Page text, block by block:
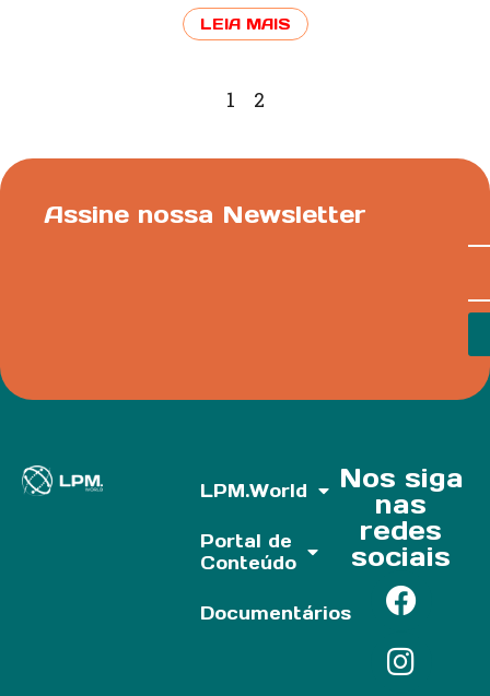
LEIA MAIS
1 2
Assine nossa Newsletter
LPM.World
Portal de
Conteúdo
Documentários
Nos siga
nas
redes
sociais